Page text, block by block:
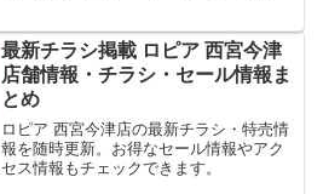
最新チラシ掲載 ロピア 西宮今津
店舗情報・チラシ・セール情報ま
とめ
ロピア 西宮今津店の最新チラシ・特売情
報を随時更新。お得なセール情報やアク
セス情報もチェックできます。